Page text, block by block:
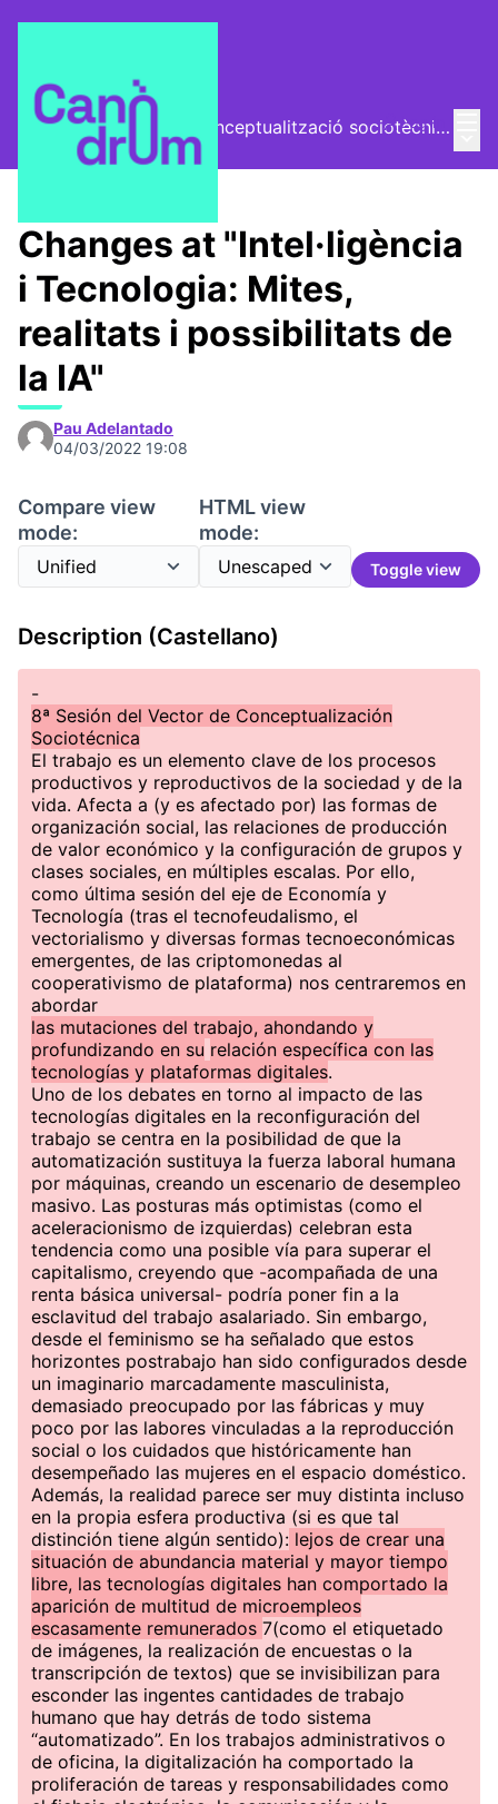
Log inEl Vector (vector de conceptualització sociotècnica)
Trobades
Changes at "Intel·ligència
i Tecnologia: Mites,
realitats i possibilitats de
la IA"
Pau Adelantado
04/03/2022 19:08
Compare view
mode:
HTML view
mode:
Toggle view
Description (Castellano)
-
8ª Sesión del Vector de Conceptualización
Sociotécnica
El trabajo es un elemento clave de los procesos
productivos y reproductivos de la sociedad y de la
vida. Afecta a (y es afectado por) las formas de
organización social, las relaciones de producción
de valor económico y la configuración de grupos y
clases sociales, en múltiples escalas. Por ello,
como última sesión del eje de Economía y
Tecnología (tras el tecnofeudalismo, el
vectorialismo y diversas formas tecnoeconómicas
emergentes, de las criptomonedas al
cooperativismo de plataforma) nos centraremos en
abordar
las mutaciones del trabajo, ahondando y
profundizando en su relación específica con las
tecnologías y plataformas digitales.
Uno de los debates en torno al impacto de las
tecnologías digitales en la reconfiguración del
trabajo se centra en la posibilidad de que la
automatización sustituya la fuerza laboral humana
por máquinas, creando un escenario de desempleo
masivo. Las posturas más optimistas (como el
aceleracionismo de izquierdas) celebran esta
tendencia como una posible vía para superar el
capitalismo, creyendo que -acompañada de una
renta básica universal- podría poner fin a la
esclavitud del trabajo asalariado. Sin embargo,
desde el feminismo se ha señalado que estos
horizontes postrabajo han sido configurados desde
un imaginario marcadamente masculinista,
demasiado preocupado por las fábricas y muy
poco por las labores vinculadas a la reproducción
social o los cuidados que históricamente han
desempeñado las mujeres en el espacio doméstico.
Además, la realidad parece ser muy distinta incluso
en la propia esfera productiva (si es que tal
distinción tiene algún sentido): lejos de crear una
situación de abundancia material y mayor tiempo
libre, las tecnologías digitales han comportado la
aparición de multitud de microempleos
escasamente remunerados 7(como el etiquetado
de imágenes, la realización de encuestas o la
transcripción de textos) que se invisibilizan para
esconder las ingentes cantidades de trabajo
humano que hay detrás de todo sistema
“automatizado”. En los trabajos administrativos o
de oficina, la digitalización ha comportado la
proliferación de tareas y responsabilidades como